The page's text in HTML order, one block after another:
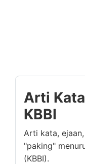
Arti
KBBI
Arti kata,
"paking"
(KBBI).